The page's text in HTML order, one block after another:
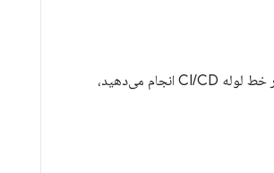
هنگام انتخاب مدل برای قضاوت، به دنبال توانایی‌های استدلال قوی باشید. از آنجا که ارزیابی‌ها را در خط لوله CI/CD انجام می‌دهید،